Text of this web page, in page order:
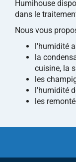
Humihouse
dans le
Nous vous
l’humidité
la
cuisine, la
les
l’humidité
les